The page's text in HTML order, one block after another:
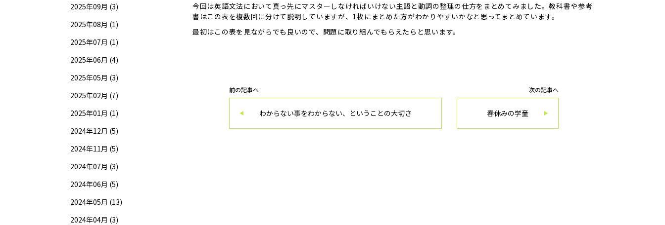
2025年09月 (3)
2025年08月 (1)
2025年07月 (1)
2025年06月 (4)
2025年05月 (3)
2025年02月 (7)
2025年01月 (1)
2024年12月 (5)
2024年11月 (5)
2024年07月 (3)
2024年06月 (5)
2024年05月 (13)
2024年04月 (3)
今回は英語文法において真っ先にマスターしなければいけない主語と動詞の整理の仕方をまとめてみました。教科書や参考
書はこの表を複数回に分けて説明していますが、1枚にまとめた方がわかりやすいかなと思ってまとめています。
最初はこの表を見ながらでも良いので、問題に取り組んでもらえたらと思います。
前の記事へ
わからない事をわからない、ということの大切さ
次の記事へ
春休みの学童